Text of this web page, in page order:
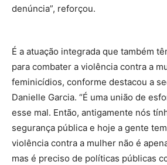
denúncia”, reforçou.
É a atuação integrada que também
para combater a violência contra a
feminicídios, conforme destacou a
Danielle Garcia. “É uma união de
esse mal. Então, antigamente nós
segurança pública e hoje a gente
violência contra a mulher não é
mas é preciso de políticas públicas